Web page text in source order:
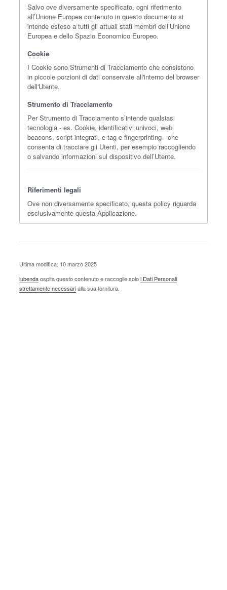
Salvo ove diversamente specificato, ogni riferimento
all’Unione Europea contenuto in questo documento si
intende esteso a tutti gli attuali stati membri dell’Unione
Europea e dello Spazio Economico Europeo.
Cookie
I Cookie sono Strumenti di Tracciamento che consistono
in piccole porzioni di dati conservate all'interno del browser
dell'Utente.
Strumento di Tracciamento
Per Strumento di Tracciamento s’intende qualsiasi
tecnologia - es. Cookie, identificativi univoci, web
beacons, script integrati, e-tag e fingerprinting - che
consenta di tracciare gli Utenti, per esempio raccogliendo
o salvando informazioni sul dispositivo dell’Utente.
Riferimenti legali
Ove non diversamente specificato, questa policy riguarda
esclusivamente questa Applicazione.
Ultima modifica: 10 marzo 2025
iubendaospita questo contenuto e raccoglie soloi Dati Personali
strettamente necessarialla sua fornitura.